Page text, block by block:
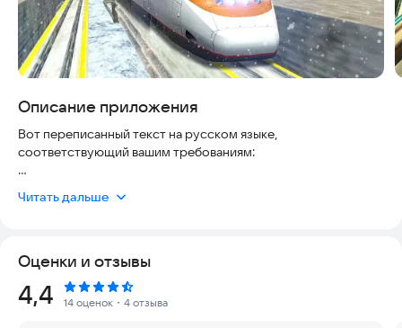
Описание приложения
Вот переписанный текст на русском языке,
соответствующий вашим требованиям:
роли машиниста, выполняя задания по перевозке
пассажиров и следуя расписанию. Игра подходит для всех
возрастов и не требует специальных навыков — достаточно
просто наслаждаться процессом. Мы собрали множество
Читать дальше
Оценки и отзывы
Рейтинг:
4,4 14 оценок ・4 отзыва